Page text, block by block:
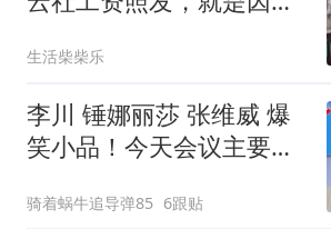
生活柴柴乐
李川 锤娜丽莎 张维威 爆
笑小品！今天会议主要宣
个裁一个
骑着蜗牛追导弹85 6跟贴